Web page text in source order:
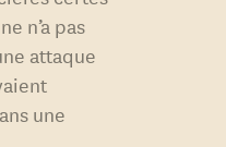
n’a pas
attaque
une